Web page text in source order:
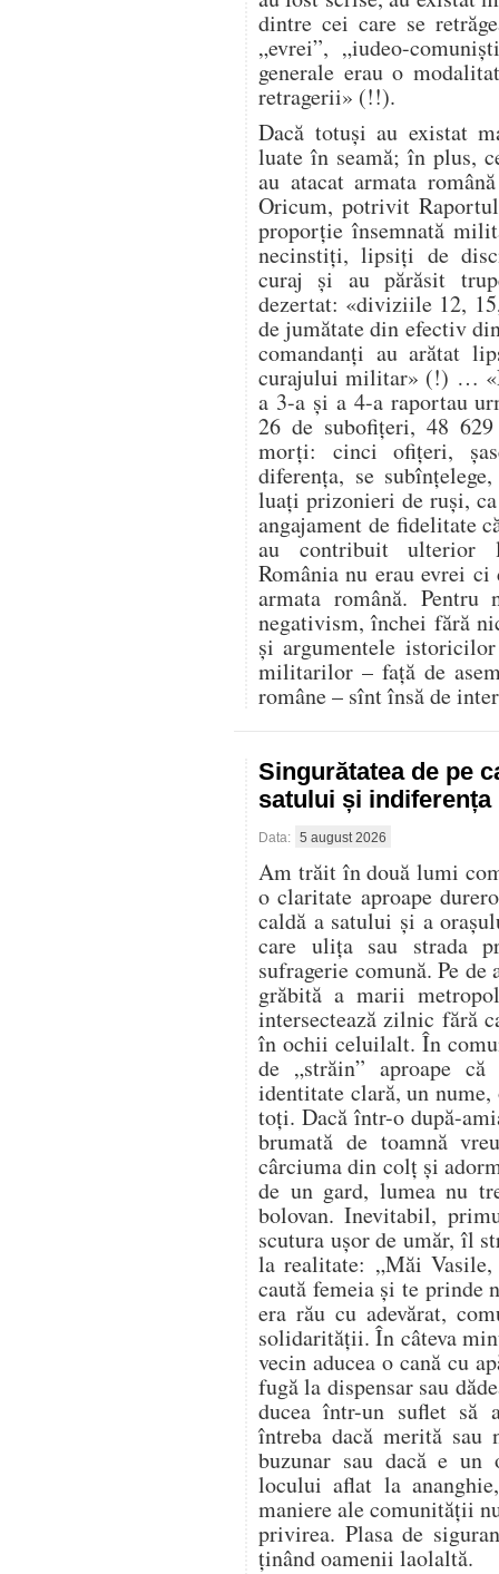
dintre cei care se
„evrei”, „iudeo-
generale erau o
retragerii» (!!).
Dacă totuși au existat
luate în seamă; în plus,
au atacat armata
Oricum, potrivit
proporție însemnată
necinstiți, lipsiți de
curaj și au părăsit
dezertat: «diviziile 12,
de jumătate din efectiv
comandanți au arătat
curajului militar» (!) …
a 3-a și a 4-a raportau
26 de subofițeri, 48
morți: cinci ofițeri,
diferența, se
luați prizonieri de ruși,
angajament de fidelitate
au contribuit ulterior
România nu erau evrei
armata română.
negativism, închei fără
și argumentele
militarilor – față de
române – sînt însă de
Singurătatea de pe
satului și
Data: 5 august 2026
Am trăit în două lumi
o claritate aproape
caldă a satului și a
care ulița sau strada
sufragerie comună. Pe
grăbită a marii
intersectează zilnic fără
în ochii celuilalt. În
de „străin” aproape
identitate clară, un
toți. Dacă într-o după-
brumată de toamnă
cârciuma din colț și
de un gard, lumea nu
bolovan. Inevitabil,
scutura ușor de umăr, îl
la realitate: „Măi
caută femeia și te prinde
era rău cu adevărat,
solidarității. În câteva
vecin aducea o cană cu
fugă la dispensar sau
ducea într-un suflet să
întreba dacă merită
buzunar sau dacă e
locului aflat la
maniere ale comunității
privirea. Plasa de
ținând oamenii laolaltă.